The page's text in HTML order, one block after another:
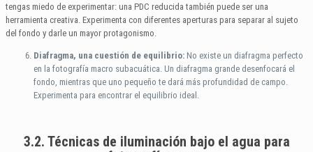
tengas miedo de experimentar: una PDC reducida también puede ser una
herramienta creativa. Experimenta con diferentes aperturas para separar al sujeto
del fondo y darle un mayor protagonismo.
Diafragma, una cuestión de equilibrio: No existe un diafragma perfecto
en la fotografía macro subacuática. Un diafragma grande desenfocará el
fondo, mientras que uno pequeño te dará más profundidad de campo.
Experimenta para encontrar el equilibrio ideal.
3.2. Técnicas de iluminación bajo el agua para